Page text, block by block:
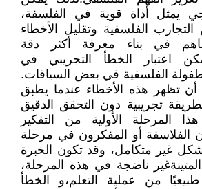
يمثل أداة قوية في الفلسفة،
الفلسفية وتقليل الأخطاء
في بناء معرفة أكثر دقة
يمكن اعتبار الخطأ التجريبي في
الفلسفية في بعض السياقات.
تظهر هذه الأخطاء عندما يطبق
تجريبية دون التحقق الدقيق
المرحلة الأولية من التفكير
الفلاسفة أو المفكرون في مرحلة
غير متكامل، وقد تكون الخبرة
ناضجة في هذه المرحلة،
من عملية التعلم،و الخطأ